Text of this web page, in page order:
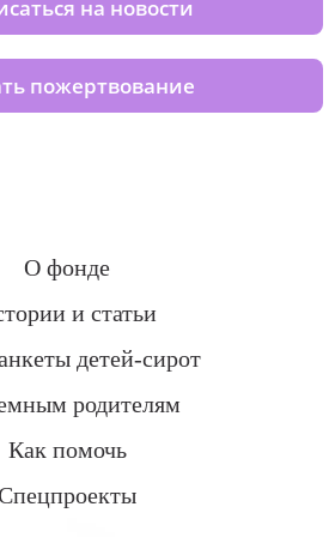
на новости
пожертвование
О фонде
и статьи
детей-сирот
родителям
Как помочь